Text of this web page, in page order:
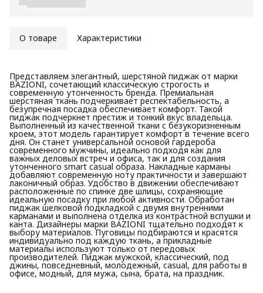
О товаре Характеристики
Представляем элегантный, шерстяной пиджак от марки
BAZIONI, сочетающий классическую строгость и
современную утонченность бренда. Премиальная
шерстяная ткань подчеркивает респектабельность, а
безупречная посадка обеспечивает комфорт. Такой
пиджак подчеркнет престиж и тонкий вкус владельца.
Выполненный из качественной ткани с безукоризненным
кроем, этот модель гарантирует комфорт в течение всего
дня. Он станет универсальной основой гардероба
современного мужчины, идеально подходя как для
важных деловых встреч и офиса, так и для создания
утонченного smart casual образа. Накладные карманы
добавляют современную ноту практичности и завершают
лаконичный образ. Удобство в движении обеспечивают
расположенные по спинке две шлицы, сохраняющие
идеальную посадку при любой активности. Обработан
пиджак шелковой подкладкой с двумя внутренними
карманами и выполнена отделка из контрастной вспушки и
канта. Дизайнеры марки BAZIONI тщательно подходят к
выбору материалов. Пуговицы подбираются и красятся
индивидуально под каждую ткань, а прикладные
материалы используют только от передовых
производителей. Пиджак мужской, классический, под
джины, повседневный, молодежный, casual, для работы в
офисе, модный, для мужа, сына, брата, на праздник.